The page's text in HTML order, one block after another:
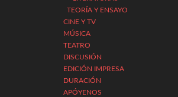
TEORÍA Y ENSAYO
CINE Y TV
MÚSICA
TEATRO
DISCUSIÓN
EDICIÓN IMPRESA
DURACIÓN
APÓYENOS